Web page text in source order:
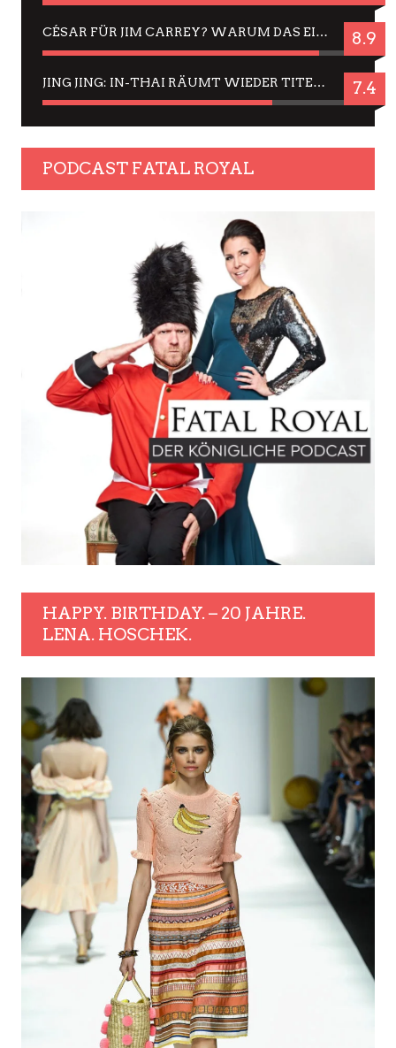
CÉSAR FÜR JIM CARREY? WARUM DAS EINER DER NERVIGSTEN ACTORS IST UND BLEIBT 8.9
JING JING: IN-THAI RÄUMT WIEDER TITEL AB – EIN ZWEI-STUNDEN-ERLEBNISBERICHT 7.4
PODCAST FATAL ROYAL
HAPPY. BIRTHDAY. – 20 JAHRE.
LENA. HOSCHEK.